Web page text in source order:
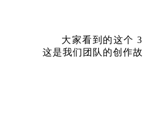
大家看到的这个
这是我们团队的创作故